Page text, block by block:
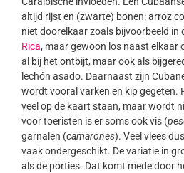
altijd rijst en (zwarte) bonen: arroz
niet doorelkaar zoals bijvoorbeeld in
Rica, maar gewoon los naast elkaar
al bij het ontbijt, maar ook als
lechón asado. Daarnaast zijn
wordt vooral varken en kip gegeten.
veel op de kaart staan, maar wordt
voor toeristen is er soms ook vis (
garnalen (camarones). Veel vlees
vaak ondergeschikt. De variatie in
als de porties. Dat komt mede door